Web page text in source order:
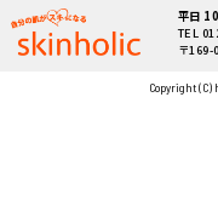
平日
TEL
〒169-
Copyright (C)